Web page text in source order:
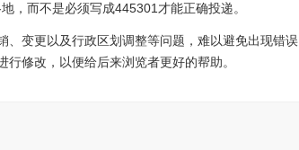
，而不是必须写成445301才能正确投递。
变更以及行政区划调整等问题，难以避免出现错误
修改，以便给后来浏览者更好的帮助。